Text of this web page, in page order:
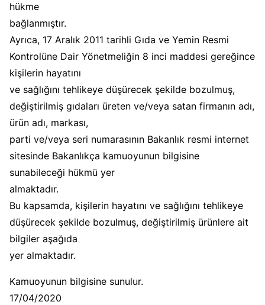
hükme
bağlanmıştır.
Ayrıca, 17 Aralık 2011 tarihli Gıda ve Yemin Resmi
Kontrolüne Dair Yönetmeliğin 8 inci maddesi gereğince
kişilerin hayatını
ve sağlığını tehlikeye düşürecek şekilde bozulmuş,
değiştirilmiş gıdaları üreten ve/veya satan firmanın adı,
ürün adı, markası,
parti ve/veya seri numarasının Bakanlık resmi internet
sitesinde Bakanlıkça kamuoyunun bilgisine
sunabileceği hükmü yer
almaktadır.
Bu kapsamda, kişilerin hayatını ve sağlığını tehlikeye
düşürecek şekilde bozulmuş, değiştirilmiş ürünlere ait
bilgiler aşağıda
yer almaktadır.
Kamuoyunun bilgisine sunulur.
17/04/2020